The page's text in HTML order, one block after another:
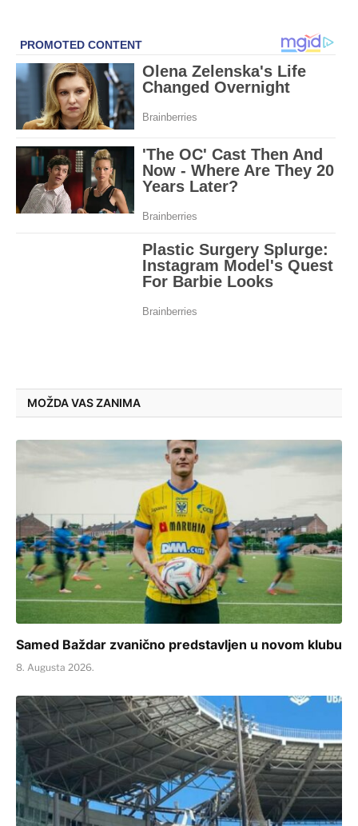
MOŽDA VAS ZANIMA
Samed Baždar zvanično predstavljen u novom klubu
8. Augusta 2026.